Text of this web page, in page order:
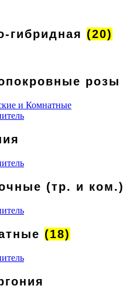
гибридная (20)
розы
и Комнатные
(тр. и ком.)
(18)